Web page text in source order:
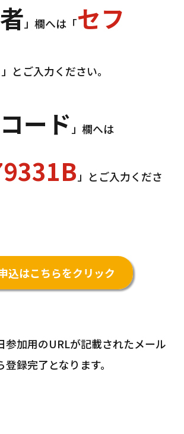
」欄へは「セフ
」とご入力ください。
ード 」欄へは
」とご入力くださ
込はこちらをクリック
参加用のURLが記載されたメール
録完了となります。